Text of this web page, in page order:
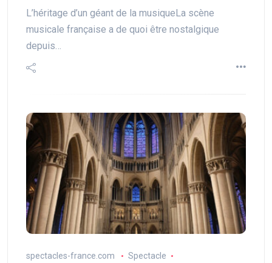
L’héritage d’un géant de la musiqueLa scène
musicale française a de quoi être nostalgique
depuis…
spectacles-france.com
Spectacle